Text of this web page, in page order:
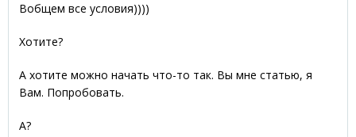
Вобщем все условия))))
Хотите?
А хотите можно начать что-то так. Вы мне статью, я
Вам. Попробовать.
А?